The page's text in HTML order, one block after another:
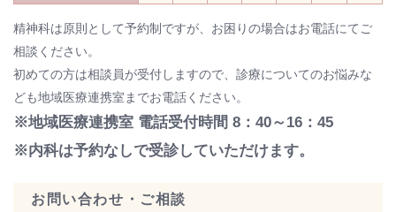
精神科は原則として予約制ですが、お困りの場合はお電話にてご
相談ください。
初めての方は相談員が受付しますので、診療についてのお悩みな
ども地域医療連携室までお電話ください。
※地域医療連携室 電話受付時間 8：40～16：45
※内科は予約なしで受診していただけます。
お問い合わせ・ご相談